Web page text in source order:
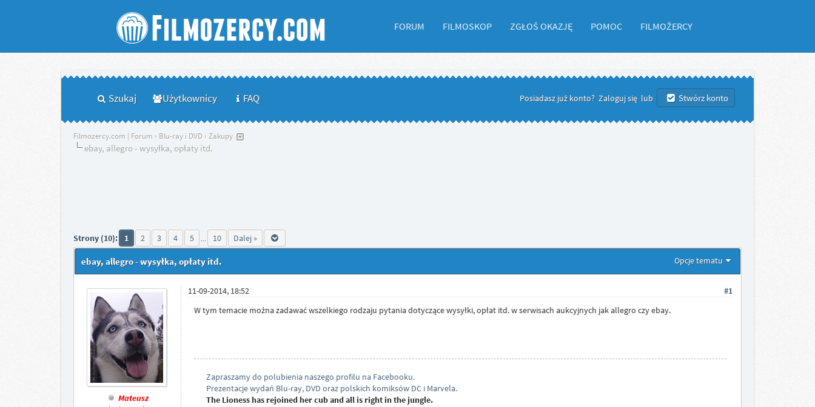
FORUM FILMOSKOP ZGŁOŚ OKAZJĘ POMOC FILMOŻERCY
Szukaj Użytkownicy FAQ Posiadasz już konto? Zaloguj się lub Stwórz konto
Filmozercy.com | Forum › Blu-ray i DVD › Zakupy
ebay, allegro - wysyłka, opłaty itd.
Strony (10): 1 2 3 4 5 ... 10 Dalej »
Opcje tematu
ebay, allegro - wysyłka, opłaty itd.
Mateusz
#1
11-09-2014, 18:52
W tym temacie można zadawać wszelkiego rodzaju pytania dotyczące wysyłki, opłat itd. w serwisach aukcyjnych jak allegro czy ebay.
Zapraszamy do polubienia naszego profilu na Facebooku.
Prezentacje wydań Blu-ray, DVD oraz polskich komiksów DC i Marvela.
The Lioness has rejoined her cub and all is right in the jungle.